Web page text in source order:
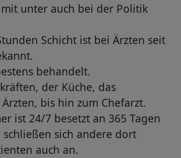
unter auch bei der Politik
Schicht ist bei Ärzten seit
behandelt.
der Küche, das
bis hin zum Chefarzt.
ist 24/7 besetzt an 365 Tagen
sich andere dort
auch an.